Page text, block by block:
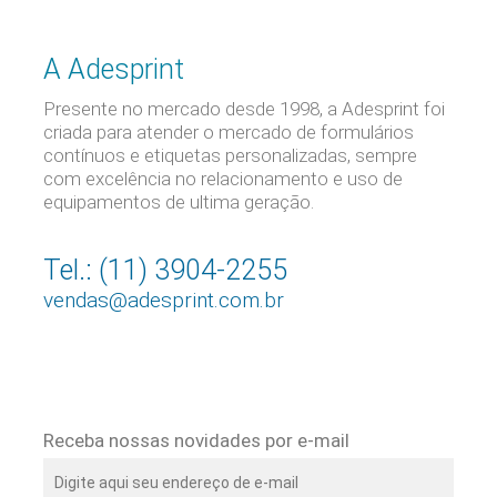
A Adesprint
Presente no mercado desde 1998, a Adesprint foi
criada para atender o mercado de formulários
contínuos e etiquetas personalizadas, sempre
com excelência no relacionamento e uso de
equipamentos de ultima geração.
Tel.: (11) 3904-2255
vendas@adesprint.com.br
Receba nossas novidades por e-mail